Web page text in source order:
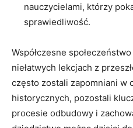
nauczycielami, którzy
sprawiedliwość.
Współczesne
niełatwych lekcjach ​z
często zostali zapomniani w
historycznych, pozostali
procesie ⁢odbudowy i